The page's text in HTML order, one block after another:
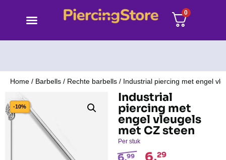
0
Home / Barbells / Rechte barbells / Industrial piercing met engel
-10%
Industrial
piercing met
engel vleugels
met CZ steen
Per stuk
99 6,29